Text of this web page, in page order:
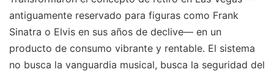
antiguamente reservado para figuras como Frank
Sinatra o Elvis en sus años de declive— en un
producto de consumo vibrante y rentable. El sistema
no busca la vanguardia musical, busca la seguridad del